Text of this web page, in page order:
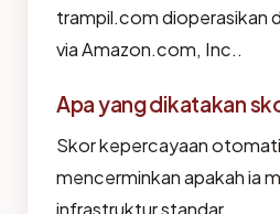
trampil.com dioperasikan
via Amazon.com, Inc..
Apa yang dikatakan
Skor kepercayaan
mencerminkan apakah ia
infrastruktur standar.